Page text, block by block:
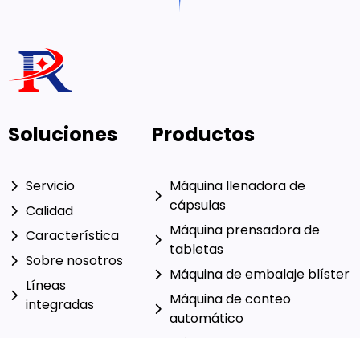
Soluciones
Servicio
Calidad
Característica
Sobre nosotros
Líneas
integradas
Productos
Máquina llenadora de
cápsulas
Máquina prensadora de
tabletas
Máquina de embalaje blíster
Máquina de conteo
automático